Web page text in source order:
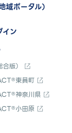
域ポータル）
イン
版）
東員町
神奈川県
小田原